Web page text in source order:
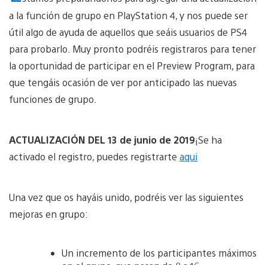
a la función de grupo en PlayStation 4, y nos puede ser
útil algo de ayuda de aquellos que seáis usuarios de PS4
para probarlo. Muy pronto podréis registraros para tener
la oportunidad de participar en el Preview Program, para
que tengáis ocasión de ver por anticipado las nuevas
funciones de grupo.
ACTUALIZACIÓN DEL 13 de junio de 2019¡Se ha
activado el registro, puedes registrarte aqui
Una vez que os hayáis unido, podréis ver las siguientes
mejoras en grupo:
Un incremento de los participantes máximos